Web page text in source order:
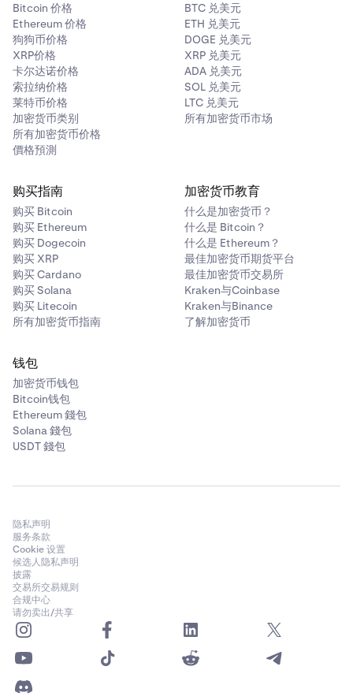
Bitcoin 价格
Ethereum 价格
狗狗币价格
XRP价格
卡尔达诺价格
索拉纳价格
莱特币价格
加密货币类别
所有加密货币价格
價格預測
BTC 兑美元
ETH 兑美元
DOGE 兑美元
XRP 兑美元
ADA 兑美元
SOL 兑美元
LTC 兑美元
所有加密货币市场
购买指南
购买 Bitcoin
购买 Ethereum
购买 Dogecoin
购买 XRP
购买 Cardano
购买 Solana
购买 Litecoin
所有加密货币指南
加密货币教育
什么是加密货币？
什么是 Bitcoin？
什么是 Ethereum？
最佳加密货币期货平台
最佳加密货币交易所
Kraken与Coinbase
Kraken与Binance
了解加密货币
钱包
加密货币钱包
Bitcoin钱包
Ethereum 錢包
Solana 錢包
USDT 錢包
隐私声明
服务条款
Cookie 设置
候选人隐私声明
披露
交易所交易规则
合规中心
请勿卖出/共享